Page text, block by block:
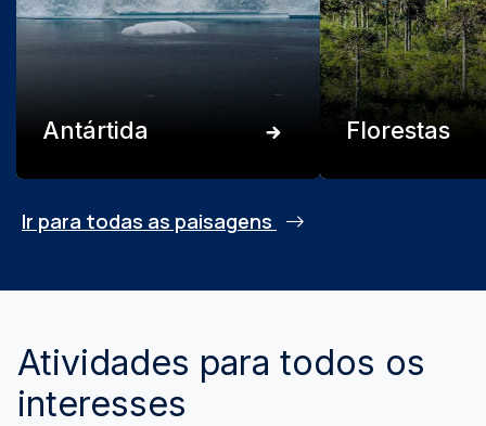
Antártida Florestas
Ir para todas as paisagens
Atividades para todos os
interesses